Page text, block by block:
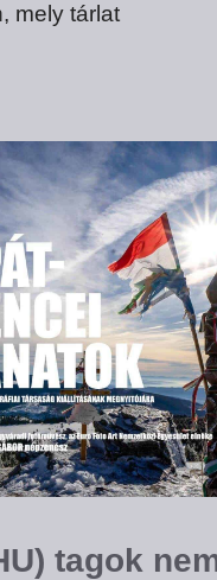
mely tárlat
tagok